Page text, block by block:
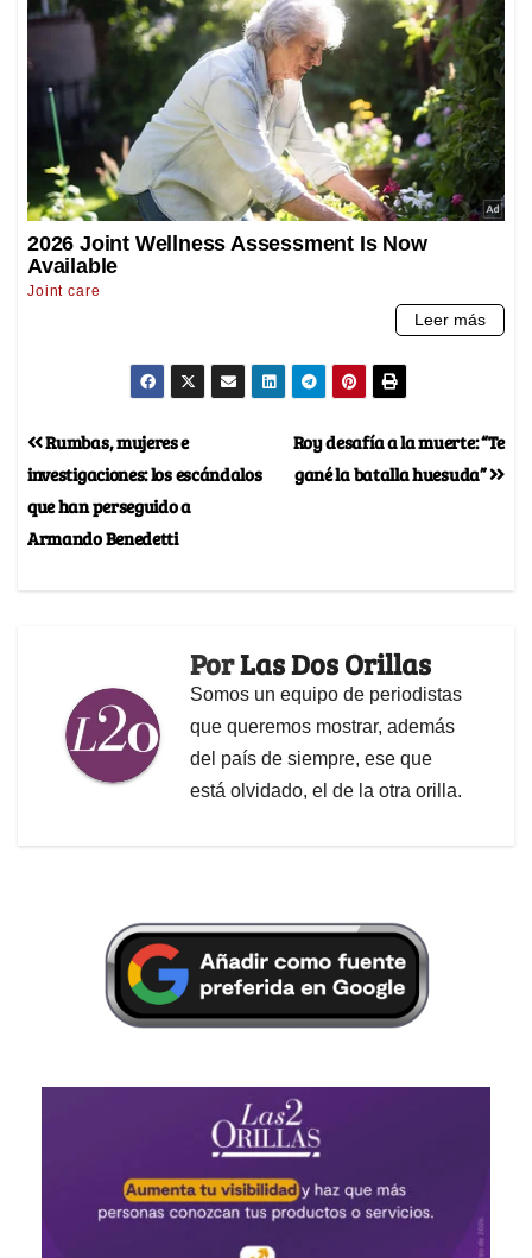
Roy desafía a la muerte: “Te
gané la batalla huesuda”
Rumbas, mujeres e
investigaciones: los escándalos
que han perseguido a
Armando Benedetti
PorLas Dos Orillas
Somos un equipo de periodistas
que queremos mostrar, además
del país de siempre, ese que
está olvidado, el de la otra orilla.